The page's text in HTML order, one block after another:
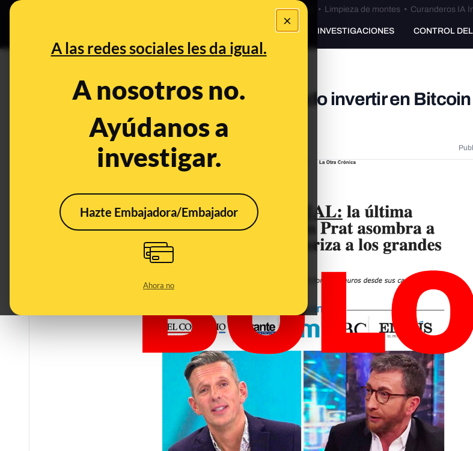
×
A las redes sociales les da igual.
A nosotros no.
Ayúdanos a
investigar.
Hazte Embajadora/Embajador
Ahora no
Bulos Ceuta • Limpieza de montes• Curanderos IA
PREBUNKING INVESTIGACIONES CONTROL
No, Joaquín Prat no ha recomendado invertir en
Hormiguero'